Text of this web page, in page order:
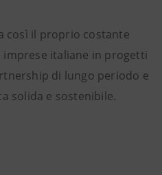
così il proprio costante
imprese italiane in progetti
di lungo periodo e
solida e sostenibile.